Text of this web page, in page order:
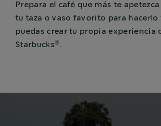
Prepara el café que más te
tu taza o vaso favorito para hacerlo
puedas crear tu propia experiencia
Starbucks® .